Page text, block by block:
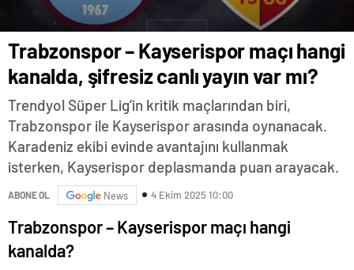
Trabzonspor – Kayserispor maçı hangi
kanalda, şifresiz canlı yayın var mı?
Trendyol Süper Lig’in kritik maçlarından biri,
Trabzonspor ile Kayserispor arasında oynanacak.
Karadeniz ekibi evinde avantajını kullanmak
isterken, Kayserispor deplasmanda puan arayacak.
ABONE OL News 4 Ekim 2025 10:00
Trabzonspor – Kayserispor maçı hangi
kanalda?